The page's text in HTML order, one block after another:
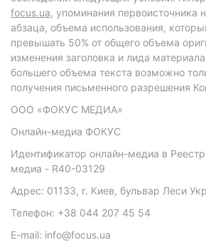
focus.ua, упоминания первоисточника
абзаца, объема использования,
превышать 50% от общего объема
изменения заголовка и лида
большего объема текста возможно
получения письменного разрешения
ООО «ФОКУС МЕДИА»
Онлайн-медиа ФОКУС
Идентификатор онлайн-медиа в
медиа - R40-03129
Адрес: 01133, г. Киев, бульвар Леси
Телефон: +38 044 207 45 54
E-mail: info@focus.ua